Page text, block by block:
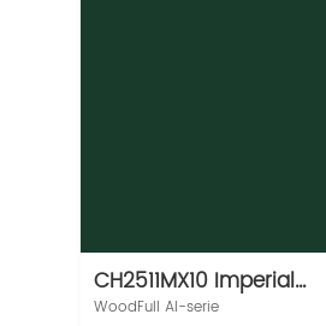
CH2511MX10 Imperial
Jadegroen
WoodFull AI-serie‌